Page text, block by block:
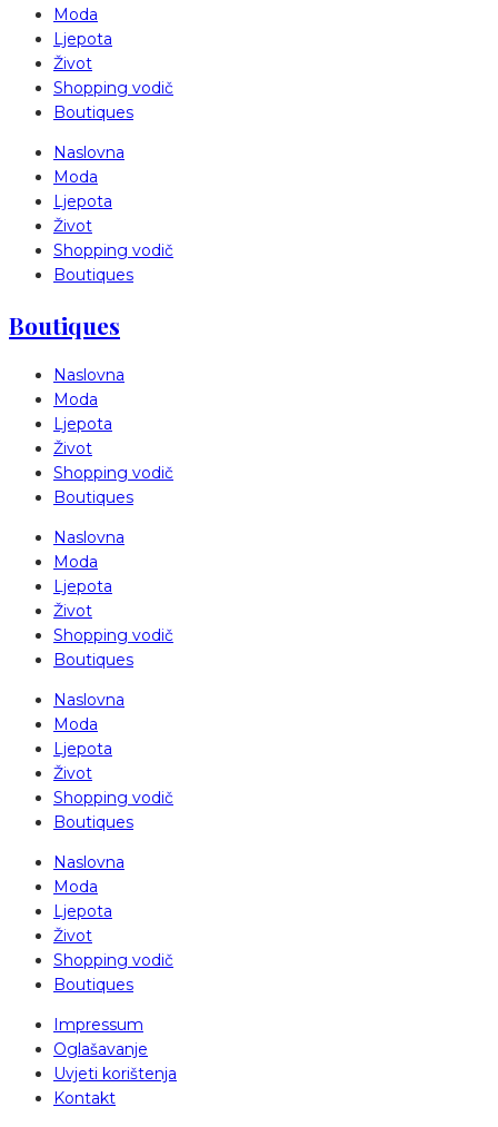
Moda
Ljepota
Život
Shopping vodič
Boutiques
Naslovna
Moda
Ljepota
Život
Shopping vodič
Boutiques
Boutiques
Naslovna
Moda
Ljepota
Život
Shopping vodič
Boutiques
Naslovna
Moda
Ljepota
Život
Shopping vodič
Boutiques
Naslovna
Moda
Ljepota
Život
Shopping vodič
Boutiques
Naslovna
Moda
Ljepota
Život
Shopping vodič
Boutiques
Impressum
Oglašavanje
Uvjeti korištenja
Kontakt